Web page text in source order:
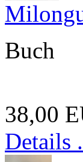
Buch
38,00
Details